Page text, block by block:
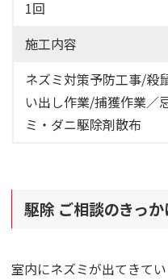
1回
施工内容
ネズミ対策予防工事/殺
い出し作業/捕獲作業／
ミ・ダニ駆除剤散布
駆除 ご相談のきっか
室内にネズミが出てきて